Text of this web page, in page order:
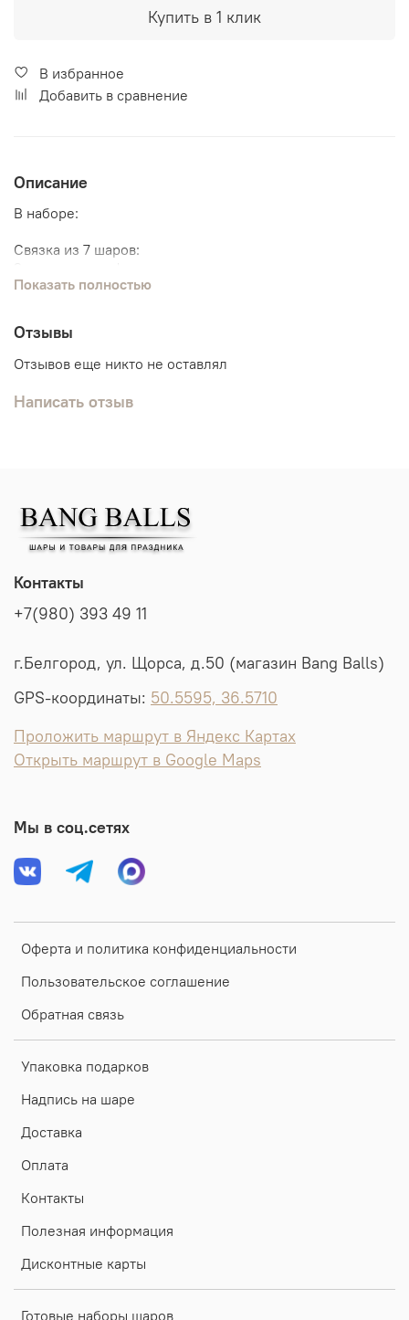
Купить в 1 клик
В избранное
Добавить в сравнение
Описание
В наборе:
Связка из 7 шаров:
4 шарика хром
Фигура "Олененок"
Метровая цифра на атласной ленте
Показать полностью
Отзывы
Отзывов еще никто не оставлял
Написать отзыв
Оферта и политика конфиденциальности
Пользовательское соглашение
Обратная связь
Упаковка подарков
Надпись на шаре
Доставка
Оплата
Контакты
Полезная информация
Дисконтные карты
Готовые наборы шаров
Контакты
+7(980) 393 49 11
г.Белгород, ул. Щорса, д.50 (магазин Bang Balls)
GPS-координаты: 50.5595, 36.5710
Проложить маршрут в Яндекс Картах
Открыть маршрут в Google Maps
Мы в соц.сетях